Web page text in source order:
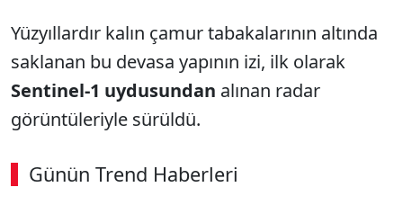
Yüzyıllardır kalın çamur tabakalarının altında
saklanan bu devasa yapının izi, ilk olarak
Sentinel-1 uydusundan alınan radar
görüntüleriyle sürüldü.
Günün Trend Haberleri
00:02 / 09:15